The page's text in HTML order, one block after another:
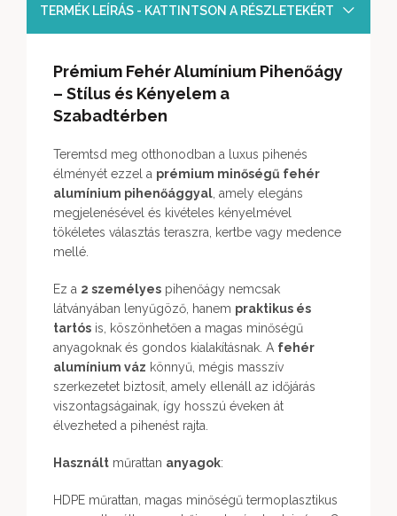
TERMÉK LEÍRÁS - KATTINTSON A RÉSZLETEKÉRT
Prémium Fehér Alumínium Pihenőágy
– Stílus és Kényelem a
Szabadtérben
Teremtsd meg otthonodban a luxus pihenés
élményét ezzel a prémium minőségű fehér
alumínium pihenőággyal , amely elegáns
megjelenésével és kivételes kényelmével
tökéletes választás teraszra, kertbe vagy medence
mellé.
Ez a 2 személyes pihenőágy nemcsak
látványában lenyűgöző, hanem praktikus és
tartós is, köszönhetően a magas minőségű
anyagoknak és gondos kialakításnak. A fehér
alumínium váz könnyű, mégis masszív
szerkezetet biztosít, amely ellenáll az időjárás
viszontagságainak, így hosszú éveken át
élvezheted a pihenést rajta.
Használt műrattan anyagok:
HDPE műrattan, magas minőségű termoplasztikus